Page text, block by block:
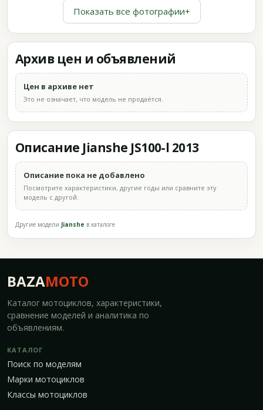
Показать все фотографии+
Архив цен и объявлений
Цен в архиве нет
Это не означает, что модель не продаётся.
Описание Jianshe JS100-l 2013
Описание пока не добавлено
Посмотрите характеристики, другие годы или сравните эту
модель с другой.
Другие модели Jianshe в каталоге
BAZAMOTO
Каталог мотоциклов, характеристики,
сравнение моделей и аналитика по
объявлениям.
КАТАЛОГ
Поиск по моделям
Марки мотоциклов
Классы мотоциклов